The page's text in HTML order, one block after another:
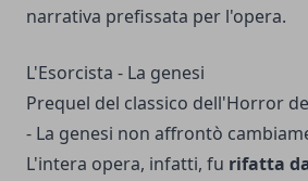
narrativa prefissata per l'opera.
L'Esorcista - La genesi
Prequel del classico dell'Horror
- La genesi non affrontò
L'intera opera, infatti, fu rifatta